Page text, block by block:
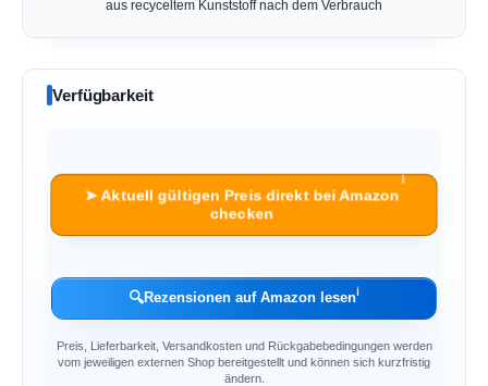
aus recyceltem Kunststoff nach dem Verbrauch
Verfügbarkeit
➤ Aktuell gültigen Preis direkt bei Amazon
checken
ℹ︎
🔍Rezensionen auf Amazon lesenℹ︎
Preis, Lieferbarkeit, Versandkosten und Rückgabebedingungen werden
vom jeweiligen externen Shop bereitgestellt und können sich kurzfristig
ändern.